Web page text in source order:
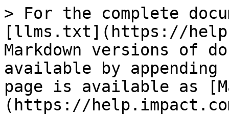
> For the complete
[llms.txt](https://
Markdown versions of
available by
page is available as
(https://